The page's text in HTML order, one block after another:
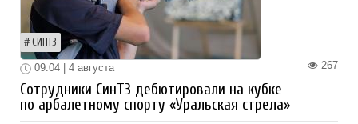
СИНТЗ
267
09:04 | 4 августа
Сотрудники СинТЗ дебютировали на кубке
по арбалетному спорту «Уральская стрела»